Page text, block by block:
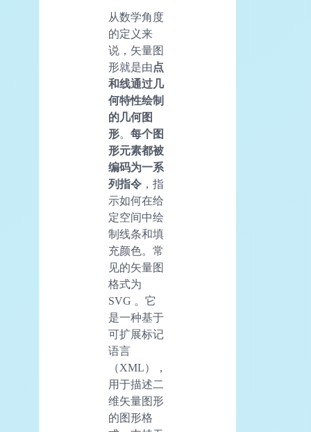
从数学角度
的定义来
说，矢量图
形就是由点
和线通过几
何特性绘制
的几何图
形。 每个图
形元素都被
编码为一系
列指令 ，指
示如何在给
定空间中绘
制线条和填
充颜色。常
见的矢量图
格式为
SVG 。它
是一种基于
可扩展标记
语言
（XML），
用于描述二
维矢量图形
的图形格